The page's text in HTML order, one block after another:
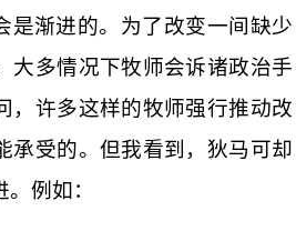
是渐进的。为了改变一间缺少
大多情况下牧师会诉诸政治手
，许多这样的牧师强行推动改
承受的。但我看到，狄马可却
例如：